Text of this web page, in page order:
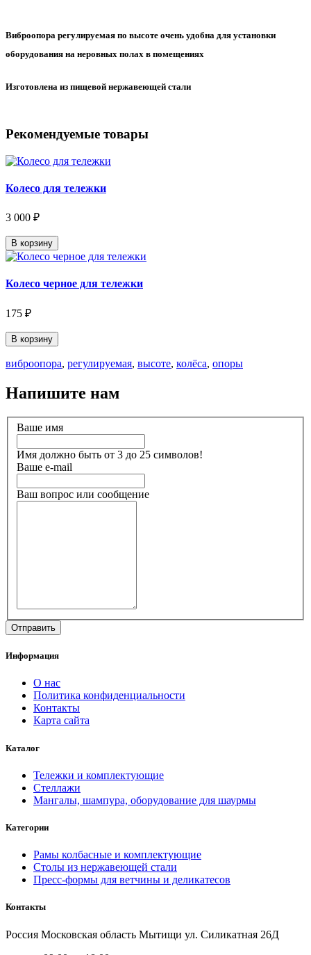
Виброопора регулируемая по высоте очень удобна для установки
оборудования на неровных полах в помещениях
Изготовлена из пищевой нержавеющей стали
Рекомендуемые товары
Колесо для тележки
3 000 ₽
В корзину
Колесо черное для тележки
175 ₽
В корзину
виброопора, регулируемая, высоте, колёса, опоры
Напишите нам
Ваше имя
Имя должно быть от 3 до 25 символов!
Ваше e-mail
Ваш вопрос или сообщение
Информация
О нас
Политика конфиденциальности
Контакты
Карта сайта
Каталог
Тележки и комплектующие
Стеллажи
Мангалы, шампура, оборудование для шаурмы
Категории
Рамы колбасные и комплектующие
Столы из нержавеющей стали
Пресс-формы для ветчины и деликатесов
Контакты
Россия Московская область Мытищи ул. Силикатная 26Д